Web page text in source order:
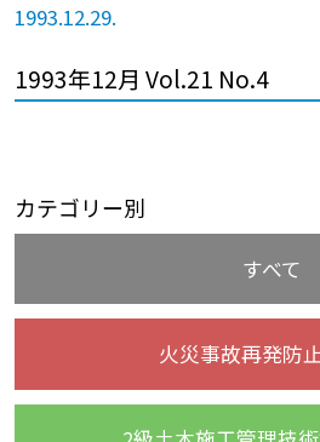
1993.12.29.
1993年12月 Vol.21 No.4
カテゴリー別
すべて
火災事故再発防